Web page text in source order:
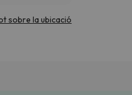
sobre la ubicació